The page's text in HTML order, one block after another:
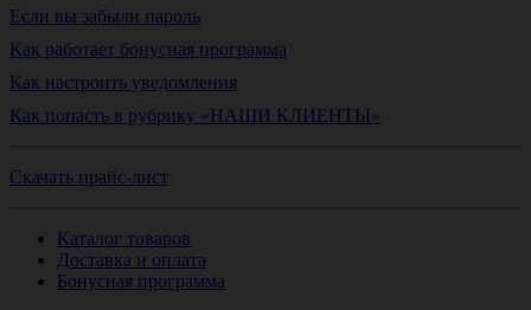
Если вы забыли пароль
Как работает бонусная программа
Как настроить уведомления
Как попасть в рубрику «НАШИ КЛИЕНТЫ»
Скачать прайс-лист
Каталог товаров
Доставка и оплата
Бонусная программа